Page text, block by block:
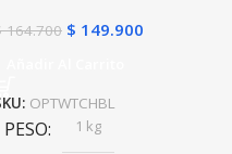
164.700 $ 149.900
OPTWTCHBL
PESO 1 kg